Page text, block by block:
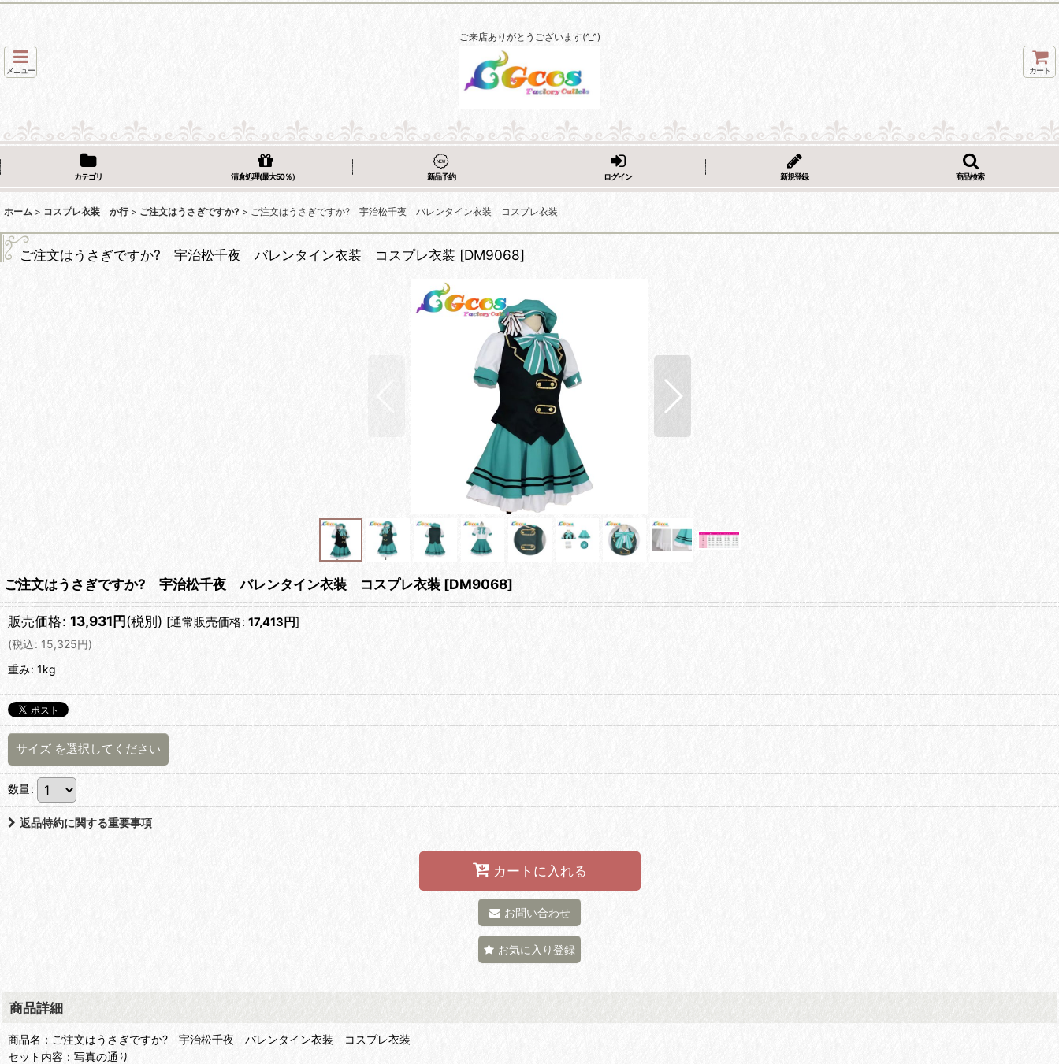
ご来店ありがとうございます(^_^)
メニュー カート
カテゴリ 清倉処理(最大50％） 新品予約 ログイン 新規登録 商品検索
ホーム > コスプレ衣装 か行 > ご注文はうさぎですか? > ご注文はうさぎですか? 宇治松千夜 バレンタイン衣装 コスプレ衣装
ご注文はうさぎですか? 宇治松千夜 バレンタイン衣装 コスプレ衣装 [DM9068]
ご注文はうさぎですか? 宇治松千夜 バレンタイン衣装 コスプレ衣装 [DM9068]
販売価格: 13,931円(税別) [通常販売価格: 17,413 円]
(税込: 15,325円)
重み: 1kg
サイズ を選択してください
数量:
返品特約に関する重要事項
カートに入れる
お問い合わせ
お気に入り登録
商品詳細
商品名：ご注文はうさぎですか? 宇治松千夜 バレンタイン衣装 コスプレ衣装
セット内容：写真の通り